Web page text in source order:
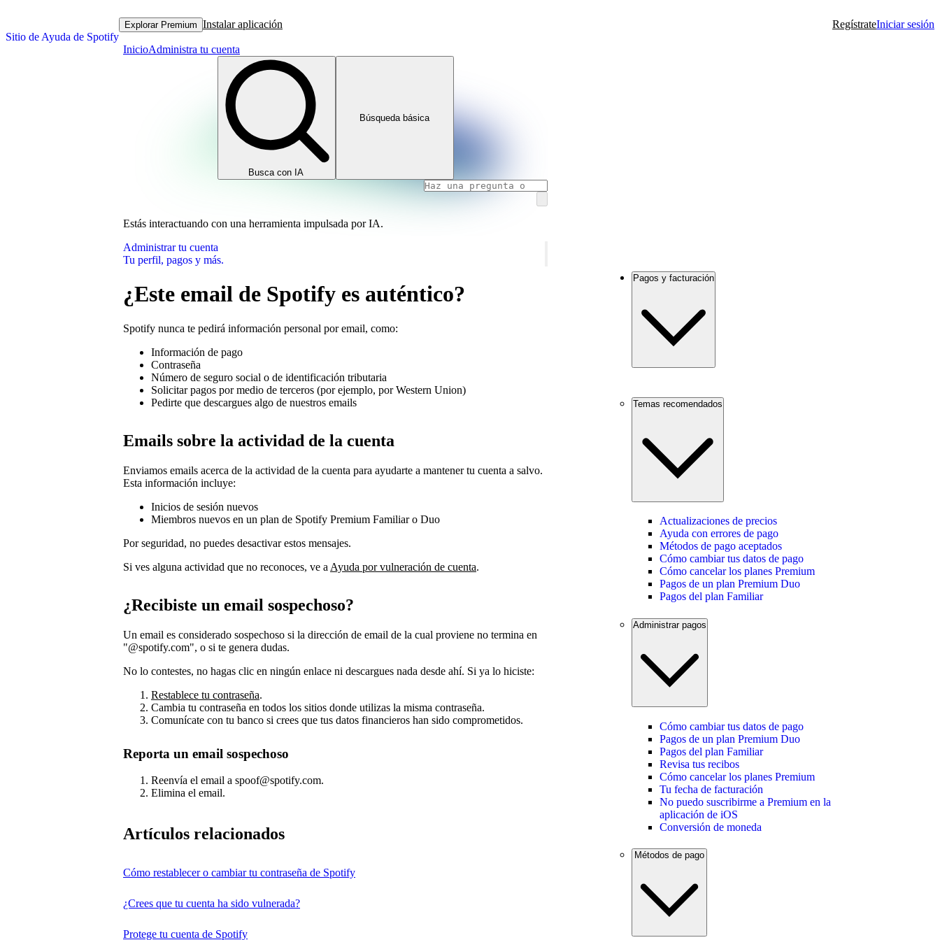
Sitio de Ayuda de Spotify
Explorar Premium Instalar aplicación RegístrateIniciar sesión
InicioAdministra tu cuenta
Busca con IA
Búsqueda básica
Estás interactuando con una herramienta impulsada por IA.
Administrar tu cuenta
Tu perfil, pagos y más.
¿Este email de Spotify es auténtico?
Spotify nunca te pedirá información personal por email, como:
Información de pago
Contraseña
Número de seguro social o de identificación tributaria
Solicitar pagos por medio de terceros (por ejemplo, por Western Union)
Pedirte que descargues algo de nuestros emails
Emails sobre la actividad de la cuenta
Enviamos emails acerca de la actividad de la cuenta para ayudarte a mantener tu cuenta a salvo.
Esta información incluye:
Inicios de sesión nuevos
Miembros nuevos en un plan de Spotify Premium Familiar o Duo
Por seguridad, no puedes desactivar estos mensajes.
Si ves alguna actividad que no reconoces, ve a Ayuda por vulneración de cuenta.
¿Recibiste un email sospechoso?
Un email es considerado sospechoso si la dirección de email de la cual proviene no termina en
"@spotify.com", o si te genera dudas.
No lo contestes, no hagas clic en ningún enlace ni descargues nada desde ahí. Si ya lo hiciste:
Restablece tu contraseña.
Cambia tu contraseña en todos los sitios donde utilizas la misma contraseña.
Comunícate con tu banco si crees que tus datos financieros han sido comprometidos.
Reporta un email sospechoso
Reenvía el email a spoof@spotify.com.
Elimina el email.
Artículos relacionados
Cómo restablecer o cambiar tu contraseña de Spotify
¿Crees que tu cuenta ha sido vulnerada?
Protege tu cuenta de Spotify
Pagos y facturación
Temas recomendados
Actualizaciones de precios
Ayuda con errores de pago
Métodos de pago aceptados
Cómo cambiar tus datos de pago
Cómo cancelar los planes Premium
Pagos de un plan Premium Duo
Pagos del plan Familiar
Administrar pagos
Cómo cambiar tus datos de pago
Pagos de un plan Premium Duo
Pagos del plan Familiar
Revisa tus recibos
Cómo cancelar los planes Premium
Tu fecha de facturación
No puedo suscribirme a Premium en la
aplicación de iOS
Conversión de moneda